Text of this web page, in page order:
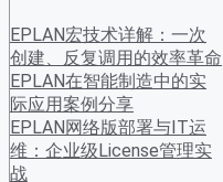
EPLAN宏技术详解：一次
创建、反复调用的效率革命
EPLAN在智能制造中的实
际应用案例分享
EPLAN网络版部署与IT运
维：企业级License管理实
战